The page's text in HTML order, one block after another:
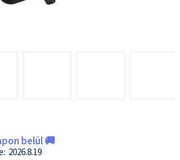
belül 🚚
2026.8.19